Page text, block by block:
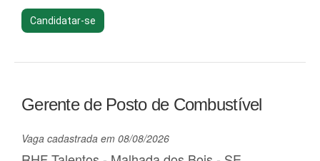
Candidatar-se
Gerente de Posto de Combustível
Vaga cadastrada em 08/08/2026